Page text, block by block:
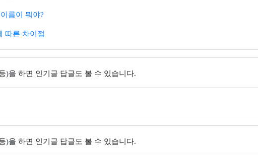
름이 뭐야?
따른 차이점
)을 하면 인기글 답글도 볼 수 있습니다.
)을 하면 인기글 답글도 볼 수 있습니다.